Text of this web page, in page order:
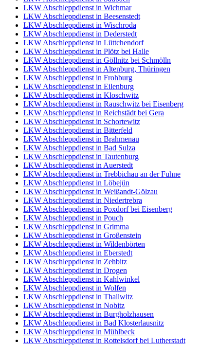
LKW Abschleppdienst in Wichmar
LKW Abschleppdienst in Beesenstedt
LKW Abschleppdienst in Wischroda
LKW Abschleppdienst in Dederstedt
LKW Abschleppdienst in Lüttchendorf
LKW Abschleppdienst in Plötz bei Halle
LKW Abschleppdienst in Göllnitz bei Schmölln
LKW Abschleppdienst in Altenburg, Thüringen
LKW Abschleppdienst in Frohburg
LKW Abschleppdienst in Eilenburg
LKW Abschleppdienst in Kloschwitz
LKW Abschleppdienst in Rauschwitz bei Eisenberg
LKW Abschleppdienst in Reichstädt bei Gera
LKW Abschleppdienst in Schortewitz
LKW Abschleppdienst in Bitterfeld
LKW Abschleppdienst in Brahmenau
LKW Abschleppdienst in Bad Sulza
LKW Abschleppdienst in Tautenburg
LKW Abschleppdienst in Auerstedt
LKW Abschleppdienst in Trebbichau an der Fuhne
LKW Abschleppdienst in Löbejün
LKW Abschleppdienst in Weißandt-Gölzau
LKW Abschleppdienst in Niedertrebra
LKW Abschleppdienst in Poxdorf bei Eisenberg
LKW Abschleppdienst in Pouch
LKW Abschleppdienst in Grimma
LKW Abschleppdienst in Großenstein
LKW Abschleppdienst in Wildenbörten
LKW Abschleppdienst in Eberstedt
LKW Abschleppdienst in Zehbitz
LKW Abschleppdienst in Drogen
LKW Abschleppdienst in Kahlwinkel
LKW Abschleppdienst in Wolfen
LKW Abschleppdienst in Thallwitz
LKW Abschleppdienst in Nobitz
LKW Abschleppdienst in Burgholzhausen
LKW Abschleppdienst in Bad Klosterlausnitz
LKW Abschleppdienst in Mühlbeck
LKW Abschleppdienst in Rottelsdorf bei Lutherstadt